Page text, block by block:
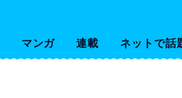
マンガ 連載 ネットで話